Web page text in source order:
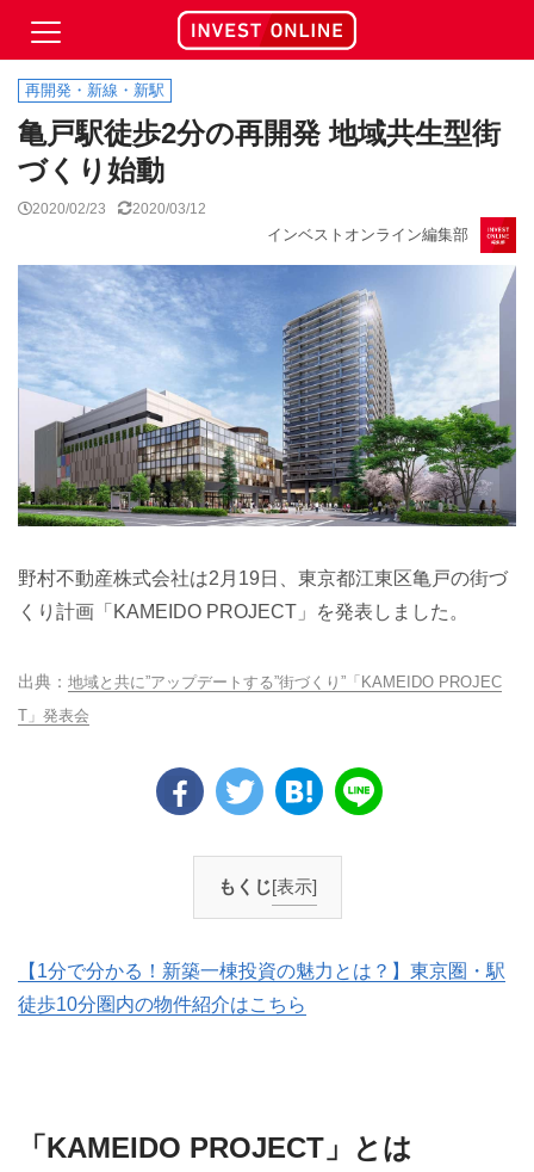
再開発・新線・新駅
亀戸駅徒歩2分の再開発 地域共生型街
づくり始動
2020/02/23 2020/03/12
インベストオンライン編集部
野村不動産株式会社は2月19日、東京都江東区亀戸の街づ
くり計画「KAMEIDO PROJECT」を発表しました。
地域と共に”アップデートする”街づくり”「KAMEIDO PROJEC
T」発表会
もくじ[表示]
【1分で分かる！新築一棟投資の魅力とは？】東京圏・駅
徒歩10分圏内の物件紹介はこちら
「KAMEIDO PROJECT」とは